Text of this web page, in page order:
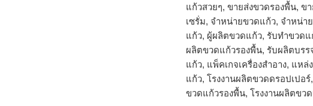
แก้วสวยๆ, ขายส่งขวดรองพื้น, ข
เซรั่ม, จำหน่ายขวดแก้ว, จำหน่
แก้ว, ผู้ผลิตขวดแก้ว, รับทำขวด
ผลิตขวดแก้วรองพื้น, รับผลิตบร
แก้ว, แพ็คเกจเครื่องสำอาง, แห
แก้ว, โรงงานผลิตขวดดรอปเปอ
ขวดแก้วรองพื้น, โรงงานผลิตขว